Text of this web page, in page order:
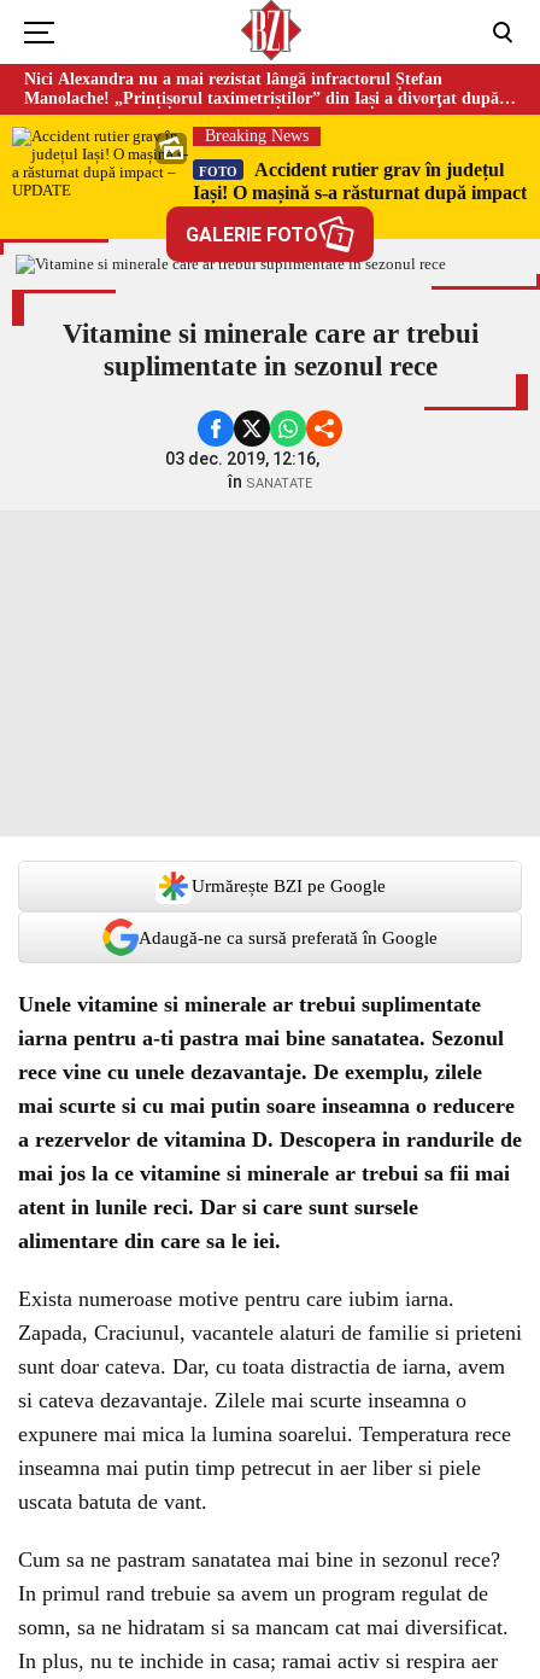
Nici Alexandra nu a mai rezistat lângă infractorul Ștefan
Manolache! „Prințișorul taximetriștilor” din Iași a divorţat după
doi ani de căsnicie
Breaking News
FOTO
Accident rutier grav în județul
Iași! O mașină s-a răsturnat după impact
GALERIE FOTO 1
Vitamine si minerale care ar trebui
suplimentate in sezonul rece
03 dec. 2019, 12:16,
în SANATATE
Urmărește BZI pe Google
Adaugă-ne ca sursă preferată în Google
Unele vitamine si minerale ar trebui suplimentate
iarna pentru a-ti pastra mai bine sanatatea. Sezonul
rece vine cu unele dezavantaje. De exemplu, zilele
mai scurte si cu mai putin soare inseamna o reducere
a rezervelor de vitamina D. Descopera in randurile de
mai jos la ce vitamine si minerale ar trebui sa fii mai
atent in lunile reci. Dar si care sunt sursele
alimentare din care sa le iei.
Exista numeroase motive pentru care iubim iarna.
Zapada, Craciunul, vacantele alaturi de familie si prieteni
sunt doar cateva. Dar, cu toata distractia de iarna, avem
si cateva dezavantaje. Zilele mai scurte inseamna o
expunere mai mica la lumina soarelui. Temperatura rece
inseamna mai putin timp petrecut in aer liber si piele
uscata batuta de vant.
Cum sa ne pastram sanatatea mai bine in sezonul rece?
In primul rand trebuie sa avem un program regulat de
somn, sa ne hidratam si sa mancam cat mai diversificat.
In plus, nu te inchide in casa; ramai activ si respira aer